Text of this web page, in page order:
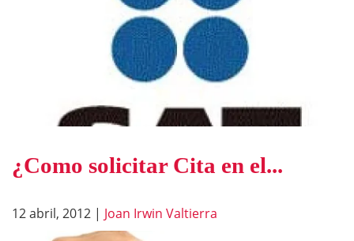
¿Como solicitar Cita en el...
12 abril, 2012 | Joan Irwin Valtierra